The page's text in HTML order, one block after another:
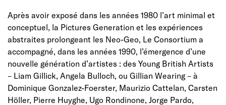
Après avoir exposé dans les années 1980 l’art minimal et
conceptuel, la Pictures Generation et les expériences
abstraites prolongeant les Neo-Geo, Le Consortium a
accompagné, dans les années 1990, l’émergence d’une
nouvelle génération d’artistes : des Young British Artists
– Liam Gillick, Angela Bulloch, ou Gillian Wearing – à
Dominique Gonzalez-Foerster, Maurizio Cattelan, Carsten
Höller, Pierre Huyghe, Ugo Rondinone, Jorge Pardo,